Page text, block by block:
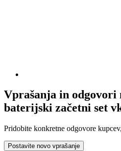
Vprašanja in odgovori
baterijski začetni set
Pridobite konkretne odgovore
Postavite novo vprašanje